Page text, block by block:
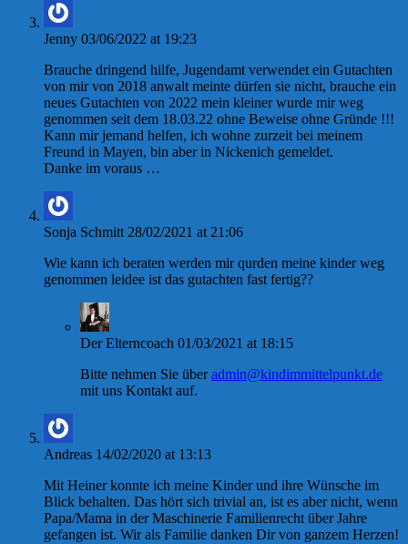
Jenny 03/06/2022 at 19:23
Brauche dringend hilfe, Jugendamt verwendet ein Gutachten
von mir von 2018 anwalt meinte dürfen sie nicht, brauche ein
neues Gutachten von 2022 mein kleiner wurde mir weg
genommen seit dem 18.03.22 ohne Beweise ohne Gründe !!!
Kann mir jemand helfen, ich wohne zurzeit bei meinem
Freund in Mayen, bin aber in Nickenich gemeldet.
Danke im voraus …
Sonja Schmitt 28/02/2021 at 21:06
Wie kann ich beraten werden mir qurden meine kinder weg
genommen leidee ist das gutachten fast fertig??
Der Elterncoach 01/03/2021 at 18:15
Bitte nehmen Sie überadmin@kindimmittelpunkt.de
mit uns Kontakt auf.
Andreas 14/02/2020 at 13:13
Mit Heiner konnte ich meine Kinder und ihre Wünsche im
Blick behalten. Das hört sich trivial an, ist es aber nicht, wenn
Papa/Mama in der Maschinerie Familienrecht über Jahre
gefangen ist. Wir als Familie danken Dir von ganzem Herzen!